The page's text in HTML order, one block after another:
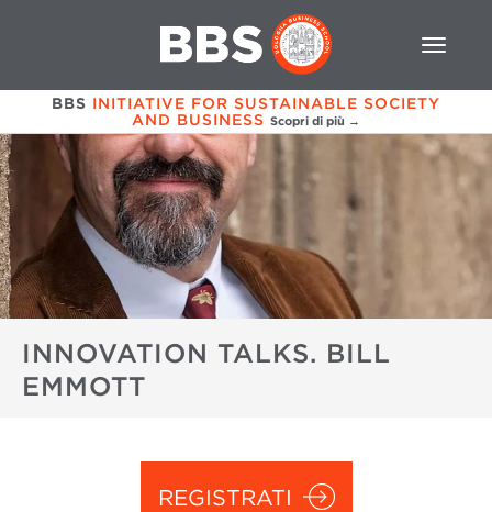
BBS INITIATIVE FOR SUSTAINABLE SOCIETY
AND BUSINESS Scopri di più →
INNOVATION TALKS. BILL
EMMOTT
REGISTRATI